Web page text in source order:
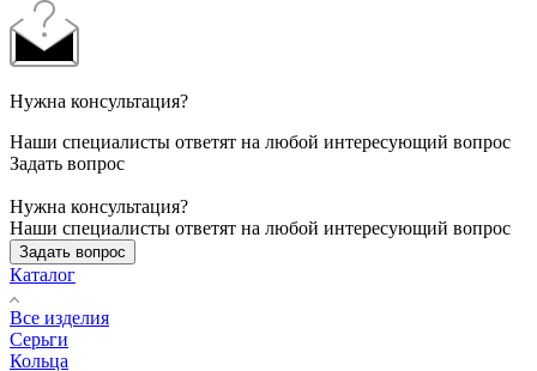
Нужна консультация?
Наши специалисты ответят на любой интересующий вопрос
Задать вопрос
Нужна консультация?
Наши специалисты ответят на любой интересующий вопрос
Задать вопрос
Каталог
Все изделия
Серьги
Кольца